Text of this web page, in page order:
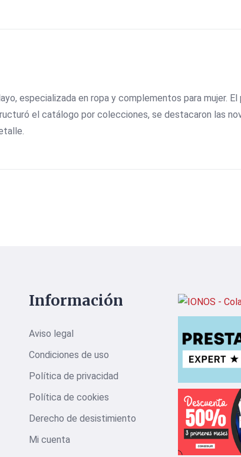
especializada en ropa y complementos para mujer.
el catálogo por colecciones, se destacaron las
Información
Aviso legal
Condiciones de uso
Política de privacidad
Política de cookies
Derecho de desistimiento
Mi cuenta